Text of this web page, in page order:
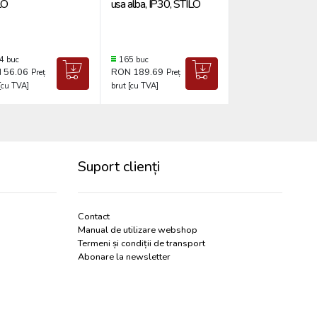
buc
56.06 Preț
TVA]
usa alba, IP30, STILO
165 buc
RON 189.69 Preț
brut [cu TVA]
Suport clienți
Contact
Manual de utilizare webshop
Termeni și condiții de transport
Abonare la newsletter